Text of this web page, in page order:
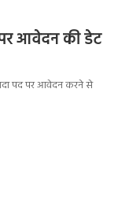
आवेदन की डेट
पद पर आवेदन करने से